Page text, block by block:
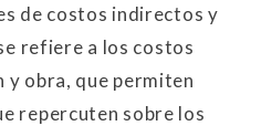
de costos indirectos y
refiere a los costos
obra, que permiten
repercuten sobre los